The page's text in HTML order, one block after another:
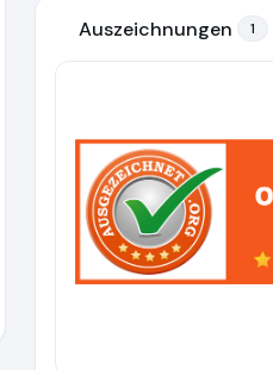
Auszeichnungen 1